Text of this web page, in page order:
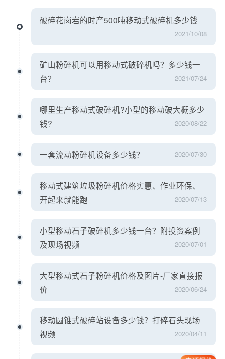
破碎花岗岩的时产500吨移动式破碎机多少钱
2021/10/08
矿山粉碎机可以用移动式破碎机吗？多少钱一
台？
2021/07/24
哪里生产移动式破碎机?小型的移动破大概多少
钱?
2020/08/22
一套流动粉碎机设备多少钱？ 2020/07/30
移动式建筑垃圾粉碎机价格实惠、作业环保、
开起来就能跑
2020/07/13
小型移动石子破碎机多少钱一台？附投资案例
及现场视频
2020/07/01
大型移动式石子粉碎机价格及图片-厂家直接报
价
2020/06/24
移动圆锥式破碎站设备多少钱？打碎石头现场
视频
2020/04/11